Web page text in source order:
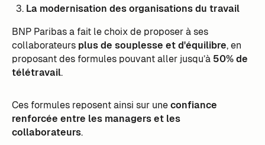
La modernisation des organisations du travail
BNP Paribas a fait le choix de proposer à ses
collaborateurs plus de souplesse et d'équilibre, en
proposant des formules pouvant aller jusqu’à 50% de
télétravail.
Ces formules reposent ainsi sur uneconfiance
renforcée entre les managers et les
collaborateurs.